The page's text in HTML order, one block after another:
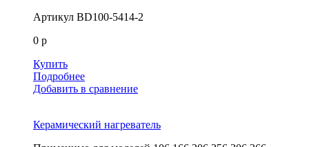
Артикул BD100-5414-2
0 р
Купить
Подробнее
Добавить в сравнение
Керамический нагреватель